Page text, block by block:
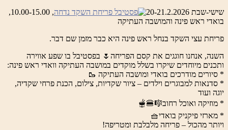
שישי-שבת 20-21.2.2026
, 10.00-15.00,
בואדי ראש פינה והמושבה העתיקה
פריחת עצי השקד בנחל ראש פינה היא כבר מזמן שם דבר.
השנה, אנחנו חוגגים את קסם הפריחה🌷 בפסטיבל בו שפע אווירה
ותכנים מיוחדים שיקרו בשלל מוקדים במושבה העתיקה וואדי ראש פינה:
* סיורים מודרכים בואדי ומושבה העתיקה 🥾
* סדנאות למבוגרים וילדים – ציור שקדיות, צילום, הכנת פרחי שקדיה,
יוגה ועוד
* מוזיקה ואוכל רחוב🎼🍔🫕
* מארזי פיקניק בואדי🧺
ויותר מהכול – פריחה מלבלבת ומטריפה!